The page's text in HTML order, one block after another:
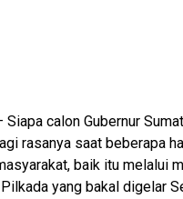
Siapa calon Gubernur
rasanya saat beberapa
baik itu melalui
yang bakal digelar